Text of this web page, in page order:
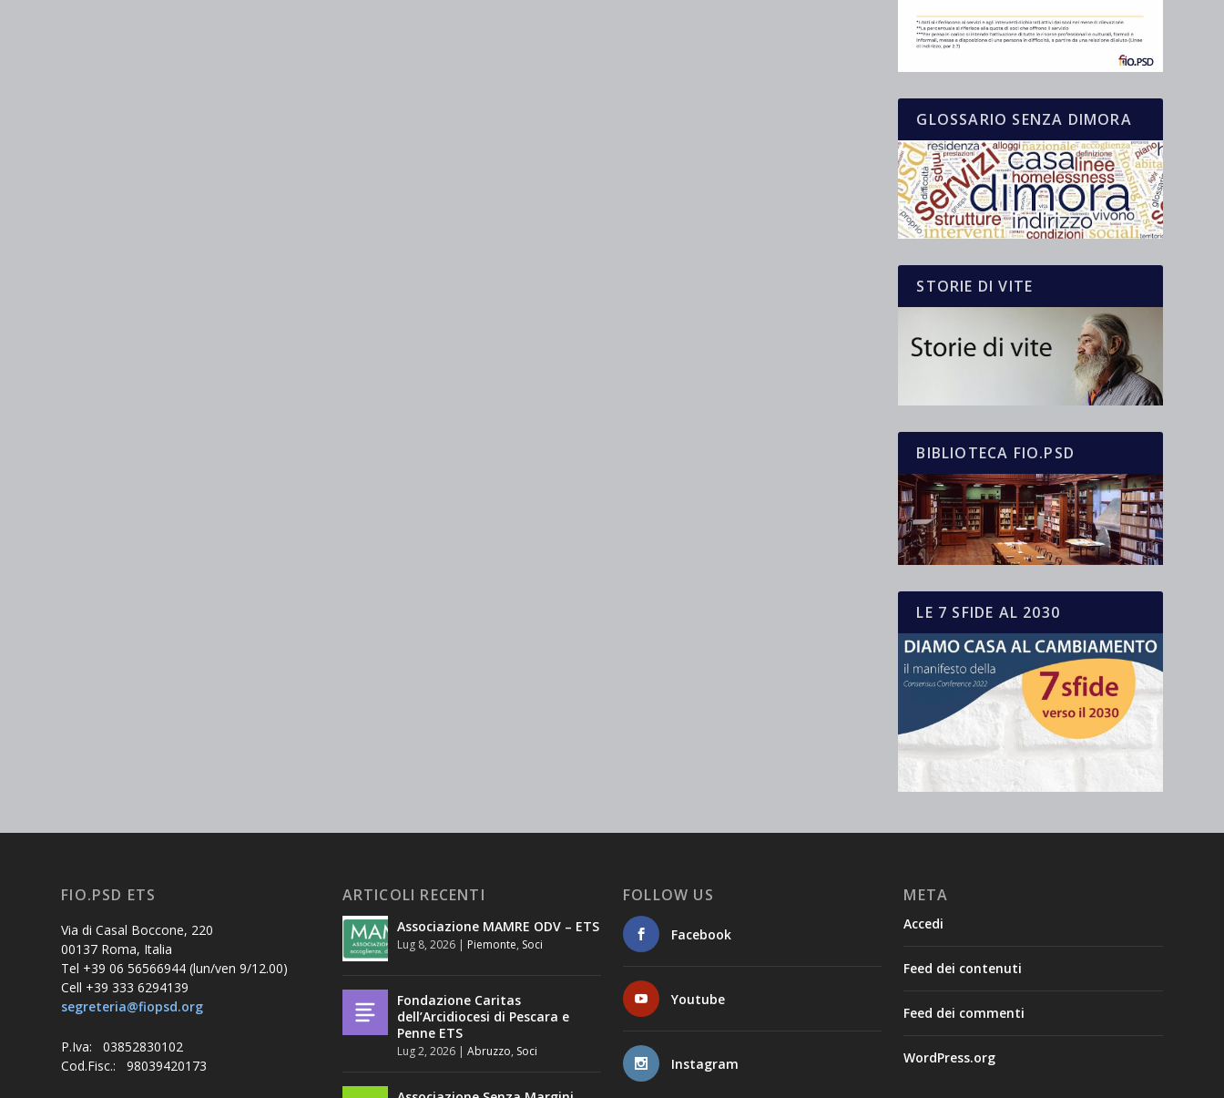
GLOSSARIO SENZA DIMORA
STORIE DI VITE
BIBLIOTECA FIO.PSD
LE 7 SFIDE AL 2030
FIO.PSD ETS
Via di Casal Boccone, 220
00137 Roma, Italia
Tel +39 06 56566944 (lun/ven 9/12.00)
Cell +39 333 6294139
segreteria@fiopsd.org
P.Iva: 03852830102
Cod.Fisc.: 98039420173
ARTICOLI RECENTI
Associazione MAMRE ODV – ETS
Lug 8, 2026| Piemonte, Soci
Fondazione Caritas
dell’Arcidiocesi di Pescara e
Penne ETS
Lug 2, 2026| Abruzzo, Soci
FOLLOW US
Facebook
Youtube
Instagram
META
Accedi
Feed dei contenuti
Feed dei commenti
WordPress.org